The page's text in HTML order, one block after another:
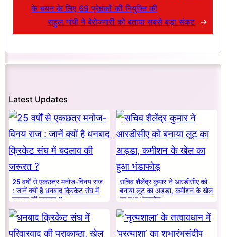
के चयन के लिए 69 प्रेक्षकों की नियुक्ति की
राहुल गांधी ने बेरोजगारी को बताया सबसे बड़ा संकट →
Latest Updates
25 वर्षों से एकछत्र मनोज-विनय राज
: जानें क्यों है धनबाद क्रिकेट संघ में
बदलाव की जरूरत ?
सचिव शैलेंद्र कुमार ने आरडीसीए को
बनाया लूट का अड्डा, कमीशन के खेल
का हुआ भंडाफोड़